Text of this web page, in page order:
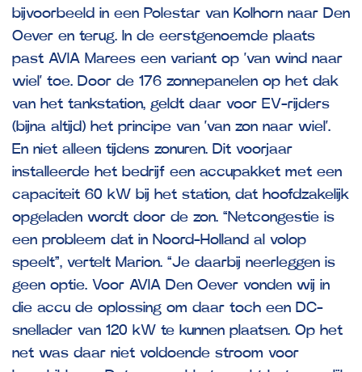
bijvoorbeeld in een Polestar van Kolhorn naar Den
Oever en terug. In de eerstgenoemde plaats
past AVIA Marees een variant op ‘van wind naar
wiel’ toe. Door de 176 zonnepanelen op het dak
van het tankstation, geldt daar voor EV-rijders
(bijna altijd) het principe van ‘van zon naar wiel’.
En niet alleen tijdens zonuren. Dit voorjaar
installeerde het bedrijf een accupakket met een
capaciteit 60 kW bij het station, dat hoofdzakelijk
opgeladen wordt door de zon. “Netcongestie is
een probleem dat in Noord-Holland al volop
speelt”, vertelt Marion. “Je daarbij neerleggen is
geen optie. Voor AVIA Den Oever vonden wij in
die accu de oplossing om daar toch een DC-
snellader van 120 kW te kunnen plaatsen. Op het
net was daar niet voldoende stroom voor